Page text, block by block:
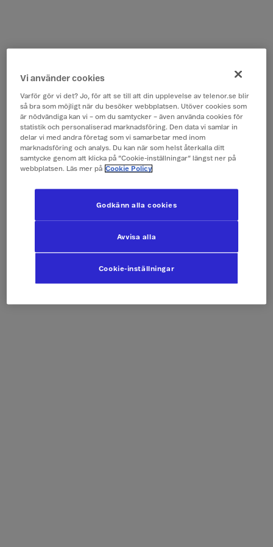
Vi använder cookies
Varför gör vi det? Jo, för att se till att din upplevelse av telenor.se blir
så bra som möjligt när du besöker webbplatsen. Utöver cookies som
är nödvändiga kan vi – om du samtycker – även använda cookies för
statistik och personaliserad marknadsföring. Den data vi samlar in
delar vi med andra företag som vi samarbetar med inom
marknadsföring och analys. Du kan när som helst återkalla ditt
samtycke genom att klicka på ”Cookie-inställningar” längst ner på
webbplatsen. Läs mer på Cookie Policy
Cookie-inställningar
Avvisa alla
Godkänn alla cookies